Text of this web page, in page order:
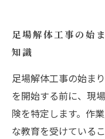
点
効率的な解体
とめ
足場解体工事
の重要性
足場解体工事の始
知識
足場解体工事の始ま
を開始する前に、現
険を特定します。作
な教育を受けている